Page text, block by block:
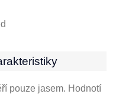
pouze jasem. Hodnotí